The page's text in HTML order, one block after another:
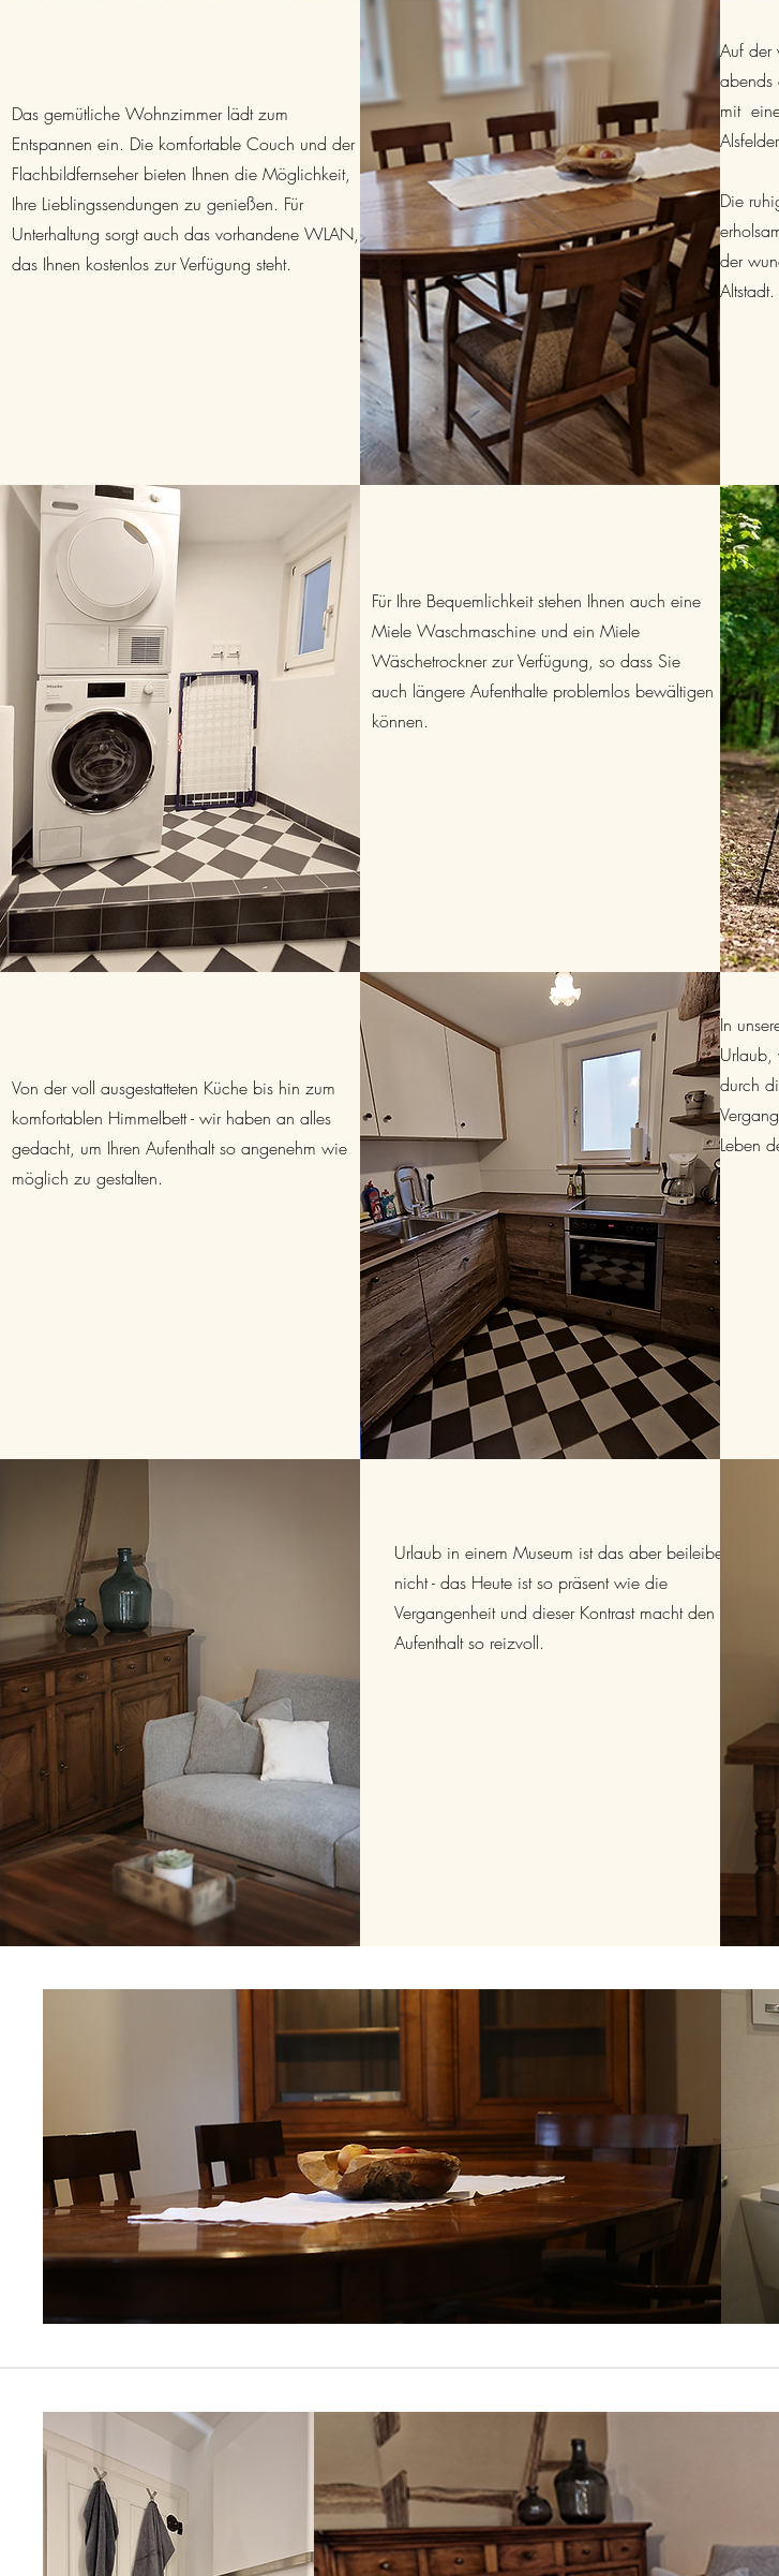
Das gemütliche Wohnzimmer lädt zum
Entspannen ein. Die komfortable Couch und der
Flachbildfernseher bieten Ihnen die Möglichkeit,
Ihre Lieblingssendungen zu genießen. Für
Unterhaltung sorgt auch das vorhandene WLAN,
das Ihnen kostenlos zur Verfügung steht.
Auf der
abends
mit
Die
der
Altstadt.
Für Ihre Bequemlichkeit stehen Ihnen auch eine
Miele Waschmaschine und ein Miele
Wäschetrockner zur Verfügung, so dass Sie
auch längere Aufenthalte problemlos bewältigen
können.
Von der voll ausgestatteten Küche bis hin zum
komfortablen Himmelbett - wir haben an alles
gedacht, um Ihren Aufenthalt so angenehm wie
möglich zu gestalten.
In
Urlaub,
durch
Leben
Urlaub in einem Museum ist das aber beileibe
nicht - das Heute ist so präsent wie die
Vergangenheit und dieser Kontrast macht den
Aufenthalt so reizvoll.